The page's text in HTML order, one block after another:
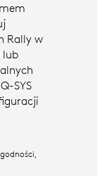
Rally w
lub
SYS